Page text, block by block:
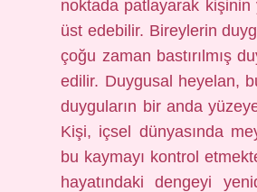
noktada patlayarak kişinin
üst edebilir. Bireylerin
çoğu zaman bastırılmış
edilir. Duygusal heyelan,
duyguların bir anda yüzeye
Kişi, içsel dünyasında
bu kaymayı kontrol
hayatındaki dengeyi